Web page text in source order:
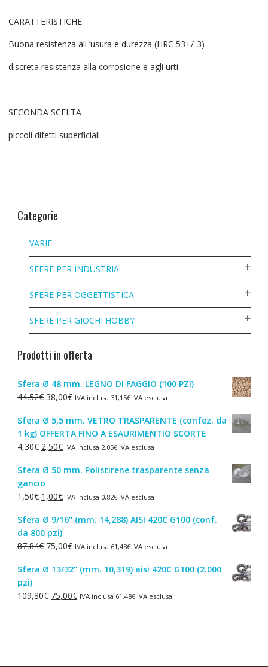
CARATTERISTICHE:
Buona resistenza all ‘usura e durezza (HRC 53+/-3)
discreta resistenza alla corrosione e agli urti.
SECONDA SCELTA
piccoli difetti superficiali
Categorie
VARIE
SFERE PER INDUSTRIA
SFERE PER OGGETTISTICA
SFERE PER GIOCHI HOBBY
Prodotti in offerta
Sfera Ø 48 mm. LEGNO DI FAGGIO (100 PZI)
44,52€ Il
originale
era:
44,52€.
38,00€Il
attuale
è:
38,00€.
IVA inclusa 31,15€IVA esclusa
Sfera Ø 5,5 mm. VETRO TRASPARENTE (confez. da
1 kg) OFFERTA FINO A ESAURIMENTIO SCORTE
4,30€ Il
originale
era:
4,30€.
2,50€Il
attuale
2,50€.
IVA inclusa 2,05€IVA esclusa
Sfera Ø 50 mm. Polistirene trasparente senza
gancio
1,50€ Il
originale
era:
1,50€.
1,00€Il
attuale
è:
1,00€.
IVA inclusa 0,82€IVA esclusa
Sfera Ø 9/16" (mm. 14,288) AISI 420C G100 (conf.
da 800 pzi)
87,84€ Il
originale
87,84€.
75,00€Il
attuale
75,00€.
IVA inclusa 61,48€IVA esclusa
Sfera Ø 13/32" (mm. 10,319) aisi 420C G100 (2.000
pzi)
109,80€ Il
75,00€IlIVA inclusa 61,48€IVA esclusa